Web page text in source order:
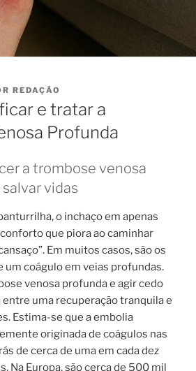
REDAÇÃO
e tratar a
Profunda
a trombose venosa
vidas
o inchaço em apenas
que piora ao caminhar
Em muitos casos, são os
um coágulo em veias profundas.
venosa profunda e agir cedo
uma recuperação tranquila e
Estima-se que a embolia
originada de coágulos nas
de cerca de uma em cada dez
Na Europa, são cerca de 500 mil